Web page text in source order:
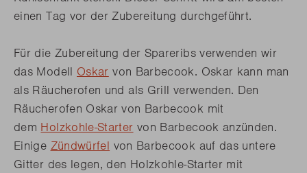
einen Tag vor der Zubereitung durchgeführt.
Für die Zubereitung der Spareribs verwenden wir
das Modell Oskar von Barbecook. Oskar kann man
als Räucherofen und als Grill verwenden. Den
Räucherofen Oskar von Barbecook mit
dem Holzkohle-Starter von Barbecook anzünden.
Einige Zündwürfel von Barbecook auf das untere
Gitter des legen, den Holzkohle-Starter mit